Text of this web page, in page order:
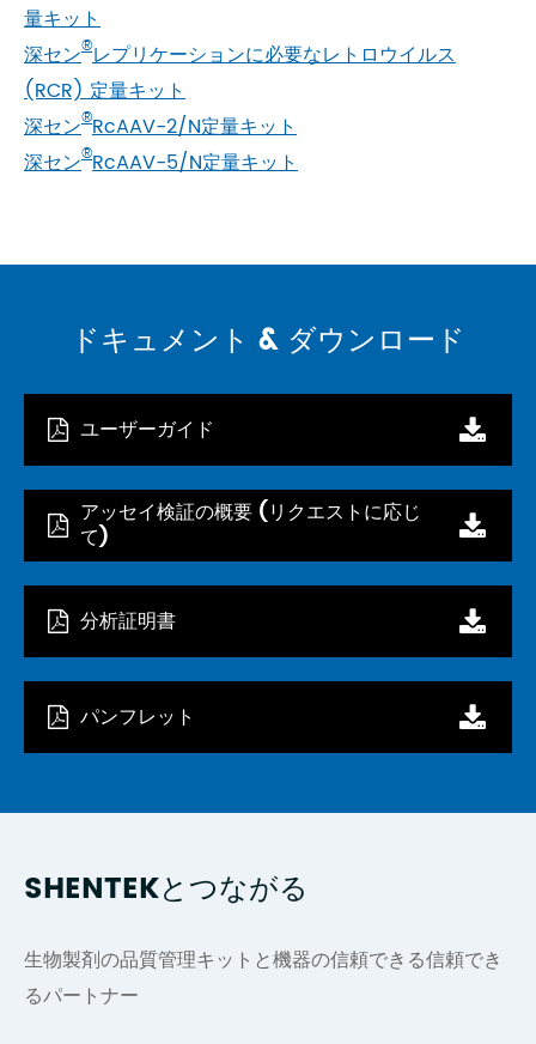
量キット
深セン®レプリケーションに必要なレトロウイルス
(RCR) 定量キット
深セン®RcAAV-2/N定量キット
深セン®RcAAV-5/N定量キット
ドキュメント & ダウンロード
ユーザーガイド
アッセイ検証の概要 (リクエストに応じ
て)
分析証明書
パンフレット
SHENTEKとつながる
生物製剤の品質管理キットと機器の信頼できる信頼でき
るパートナー